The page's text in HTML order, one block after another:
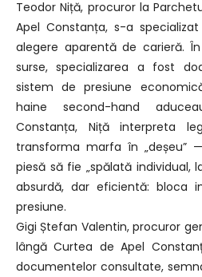
Teodor Niță, procuror la
Apel Constanța, s-a
alegere aparentă de carieră.
surse, specializarea a fost
sistem de presiune
haine second-hand
Constanța, Niță interpreta
transforma marfa în „deșeu”
piesă să fie „spălată individual,
absurdă, dar eficientă: bloca
presiune.
Gigi Ștefan Valentin, procuror
lângă Curtea de Apel
documentelor consultate,